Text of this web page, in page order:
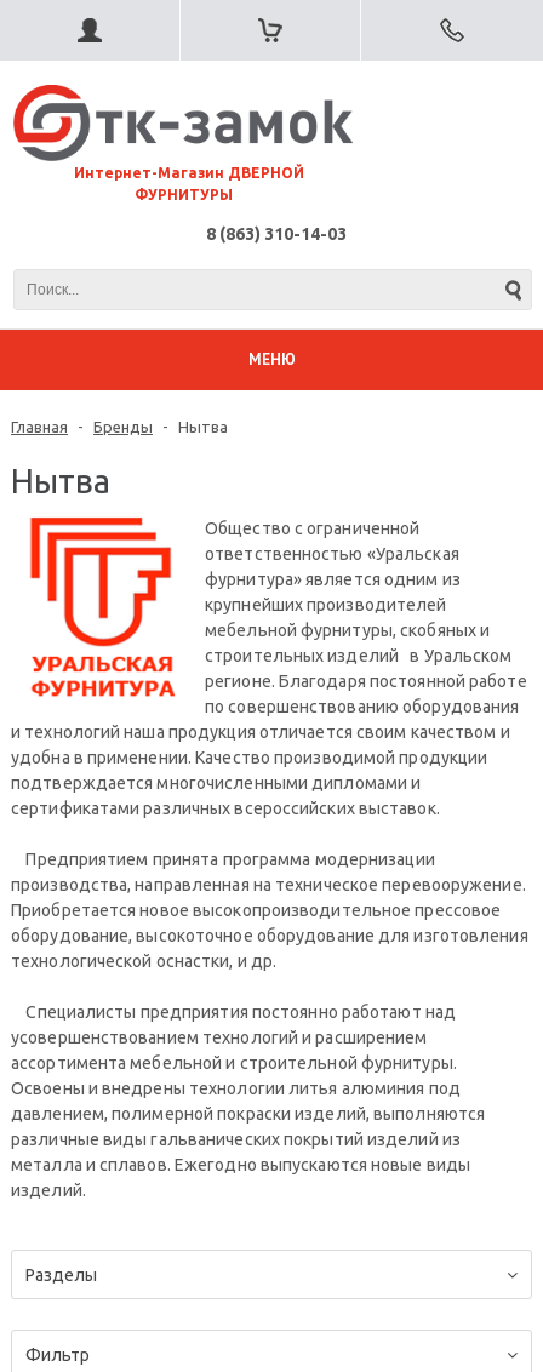
⠀Интернет-Магазин ДВЕРНОЙ
ФУРНИТУРЫ
8 (863) 310-14-03
МЕНЮ
Главная - Бренды - Нытва
Нытва
Общество с ограниченной
ответственностью «Уральская
фурнитура» является одним из
крупнейших производителей
мебельной фурнитуры, скобяных и
строительных изделий в Уральском
регионе. Благодаря постоянной работе
по совершенствованию оборудования
и технологий наша продукция отличается своим качеством и
удобна в применении. Качество производимой продукции
подтверждается многочисленными дипломами и
сертификатами различных всероссийских выставок.
Предприятием принята программа модернизации
производства, направленная на техническое перевооружение.
Приобретается новое высокопроизводительное прессовое
оборудование, высокоточное оборудование для изготовления
технологической оснастки, и др.
Специалисты предприятия постоянно работают над
усовершенствованием технологий и расширением
ассортимента мебельной и строительной фурнитуры.
Освоены и внедрены технологии литья алюминия под
давлением, полимерной покраски изделий, выполняются
различные виды гальванических покрытий изделий из
металла и сплавов. Ежегодно выпускаются новые виды
изделий.
Разделы
Фильтр